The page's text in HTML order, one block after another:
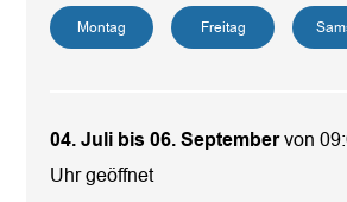
Montag Freitag
04. Juli bis 06. Septembervon
Uhr geöffnet